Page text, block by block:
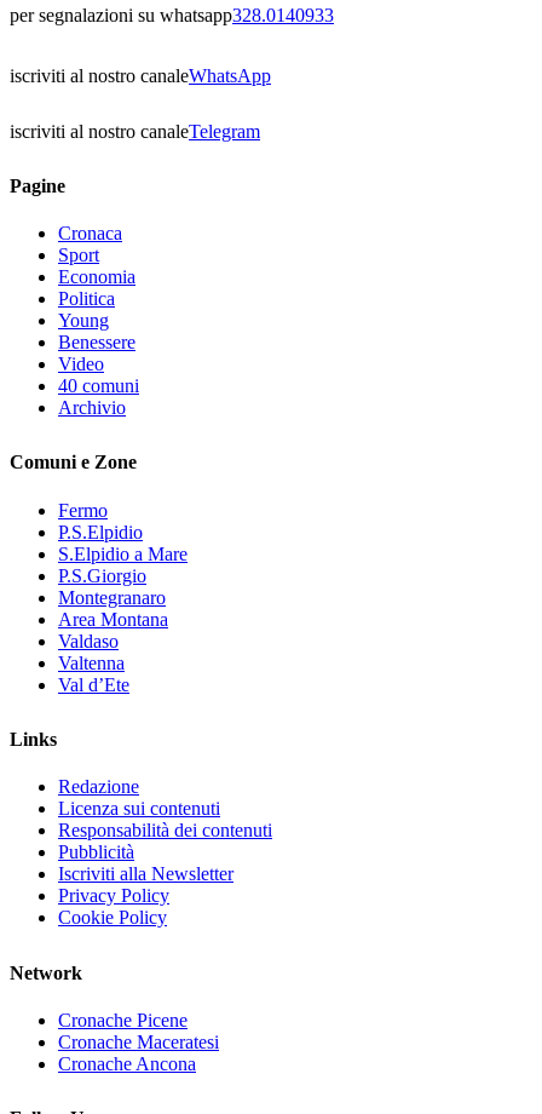
per segnalazioni su whatsapp328.0140933
iscriviti al nostro canaleWhatsApp
iscriviti al nostro canaleTelegram
Pagine
Cronaca
Sport
Economia
Politica
Young
Benessere
Video
40 comuni
Archivio
Comuni e Zone
Fermo
P.S.Elpidio
S.Elpidio a Mare
P.S.Giorgio
Montegranaro
Area Montana
Valdaso
Valtenna
Val d’Ete
Links
Redazione
Licenza sui contenuti
Responsabilità dei contenuti
Pubblicità
Iscriviti alla Newsletter
Privacy Policy
Cookie Policy
Network
Cronache Picene
Cronache Maceratesi
Cronache Ancona